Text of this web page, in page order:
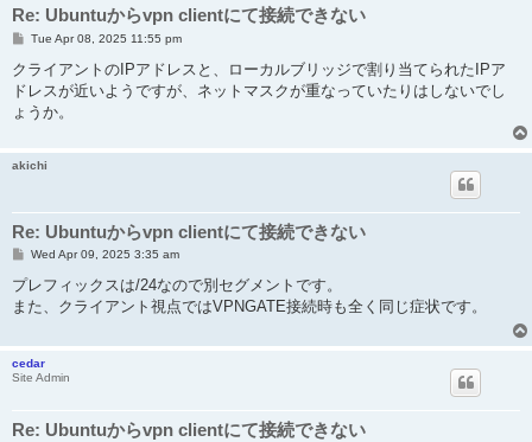
Re: Ubuntuからvpn clientにて接続できない
P
s
Tue Apr 08, 2025 11:55 pm
クライアントのIPアドレスと、ローカルブリッジで割り当てられたIPア
ドレスが近いようですが、ネットマスクが重なっていたりはしないでし
ょうか。
akichi
Re: Ubuntuからvpn clientにて接続できない
P
s
Wed Apr 09, 2025 3:35 am
プレフィックスは/24なので別セグメントです。
また、クライアント視点ではVPNGATE接続時も全く同じ症状です。
cedar
Site Admin
Re: Ubuntuからvpn clientにて接続できない